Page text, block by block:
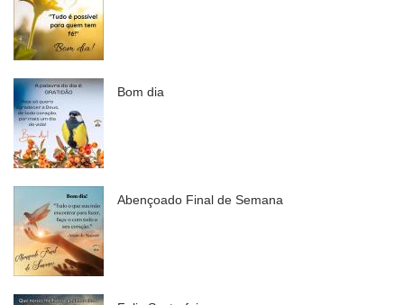
Bom dia
Abençoado Final de Semana